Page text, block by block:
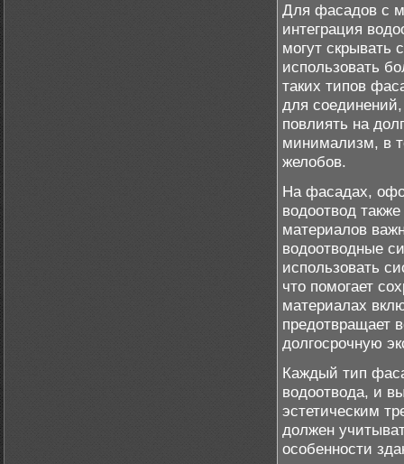
Для фасадов с
интеграция
могут скрывать
использовать
таких типов
для
повлиять на
минимализм, в
желобов.
На фасадах,
водоотвод
материалов
водоотводные
использовать
что помогает
материалах
предотвращает
долгосрочную
Каждый тип
водоотвода, и
эстетическим
должен
особенности